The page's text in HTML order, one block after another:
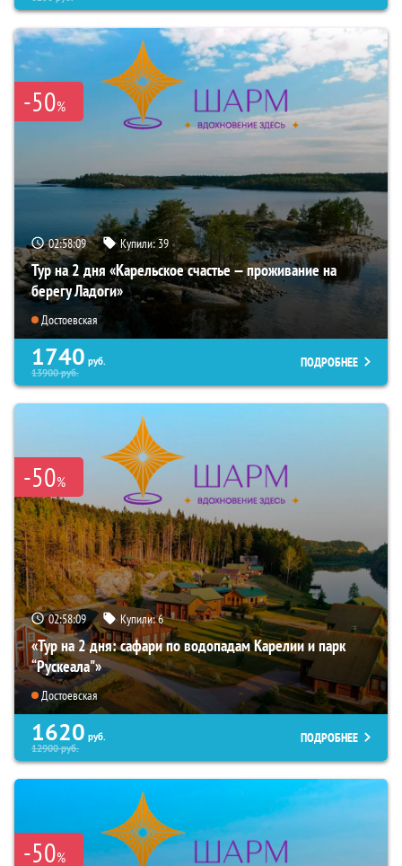
-50%
02:58:08 Купили:39
Тур на 2 дня «Карельское счастье — проживание на
берегу Ладоги»
Достоевская
1740 руб.
13900руб.
ПОДРОБНЕЕ
-50%
02:58:08 Купили:6
«Тур на 2 дня: сафари по водопадам Карелии и парк
“Рускеала"»
Достоевская
1620 руб.
12900руб.
ПОДРОБНЕЕ
-50%